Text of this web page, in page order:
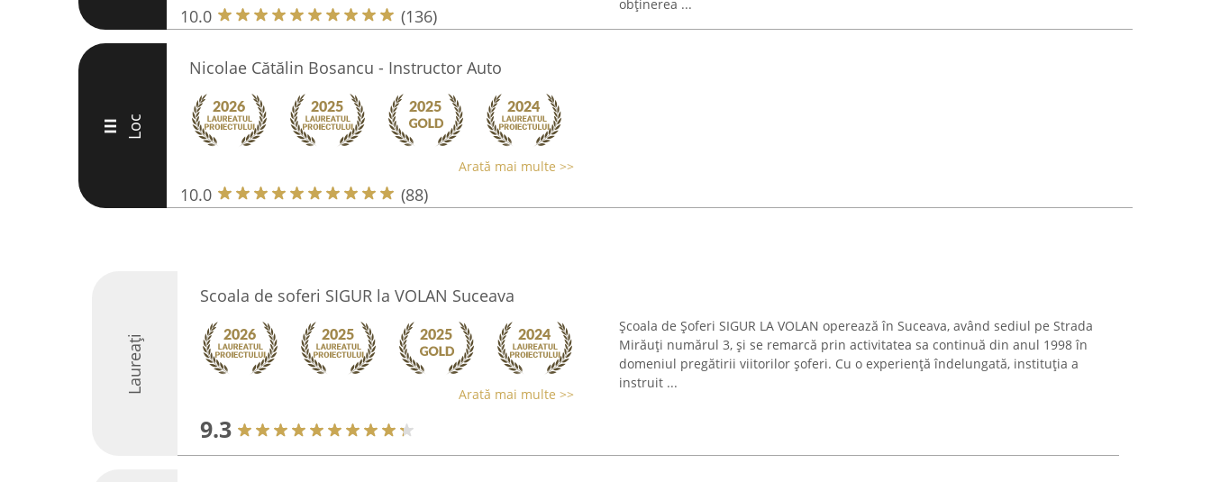
10.0 (136)
obținerea ...
III Loc
Nicolae Cătălin Bosancu - Instructor Auto
Arată mai multe >>
10.0 (88)
Laureați
Scoala de soferi SIGUR la VOLAN Suceava
Arată mai multe >>
9.3
Școala de Șoferi SIGUR LA VOLAN operează în Suceava, având sediul pe Strada
Mirăuți numărul 3, și se remarcă prin activitatea sa continuă din anul 1998 în
domeniul pregătirii viitorilor șoferi. Cu o experiență îndelungată, instituția a
instruit ...